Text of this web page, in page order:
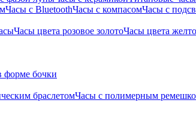
Часы с BluetoothЧасы с компасомЧасы с
Часы цвета розовое золотоЧасы цвета
форме бочки
браслетомЧасы с полимерным